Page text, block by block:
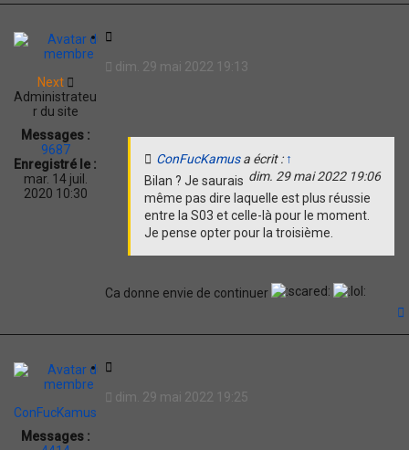
Next
Administrateu
r du site
Messages :
9687
Enregistré le :
mar. 14 juil.
2020 10:30
tdim. 29 mai 2022 19:13
ConFucKamusa écrit : ↑
dim. 29 mai 2022 19:06
Bilan ? Je saurais
même pas dire laquelle est plus réussie
entre la S03 et celle-là pour le moment.
Je pense opter pour la troisième.
Ca donne envie de continuer
ConFucKamus
Messages :
tdim. 29 mai 2022 19:25